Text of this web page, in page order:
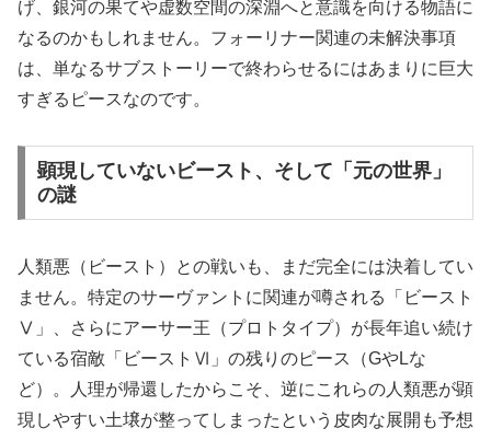
げ、銀河の果てや虚数空間の深淵へと意識を向ける物語に
なるのかもしれません。フォーリナー関連の未解決事項
は、単なるサブストーリーで終わらせるにはあまりに巨大
すぎるピースなのです。
顕現していないビースト、そして「元の世界」
の謎
人類悪（ビースト）との戦いも、まだ完全には決着してい
ません。特定のサーヴァントに関連が噂される「ビースト
Ⅴ」、さらにアーサー王（プロトタイプ）が長年追い続け
ている宿敵「ビーストⅥ」の残りのピース（GやLな
ど）。人理が帰還したからこそ、逆にこれらの人類悪が顕
現しやすい土壌が整ってしまったという皮肉な展開も予想